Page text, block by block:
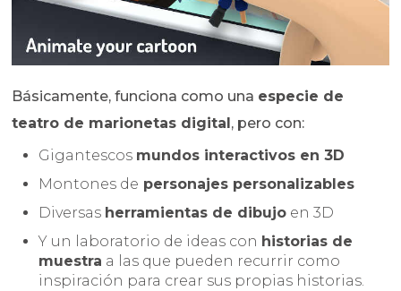
Básicamente, funciona como una especie de
teatro de marionetas digital , pero con:
Gigantescos mundos interactivos en 3D
Montones de personajes personalizables
Diversas herramientas de dibujo en 3D
Y un laboratorio de ideas con historias de
muestra a las que pueden recurrir como
inspiración para crear sus propias historias.